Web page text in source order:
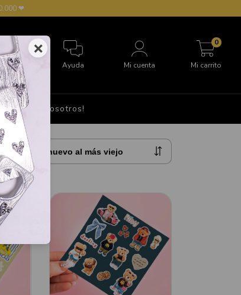
❤
Ayuda Mi cuenta Mi carrito
0
Hablá con nosotros!
×